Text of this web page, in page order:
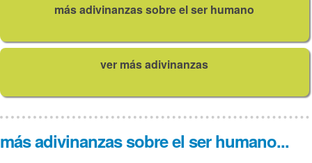
más adivinanzas sobre el ser humano
ver más adivinanzas
más adivinanzas sobre el ser humano...